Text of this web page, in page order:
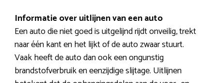
Informatie over uitlijnen van een auto
Een auto die niet goed is uitgelijnd rijdt onveilig, trekt
naar één kant en het lijkt of de auto zwaar stuurt.
Vaak heeft de auto dan ook een ongunstig
brandstofverbruik en eenzijdige slijtage. Uitlijnen